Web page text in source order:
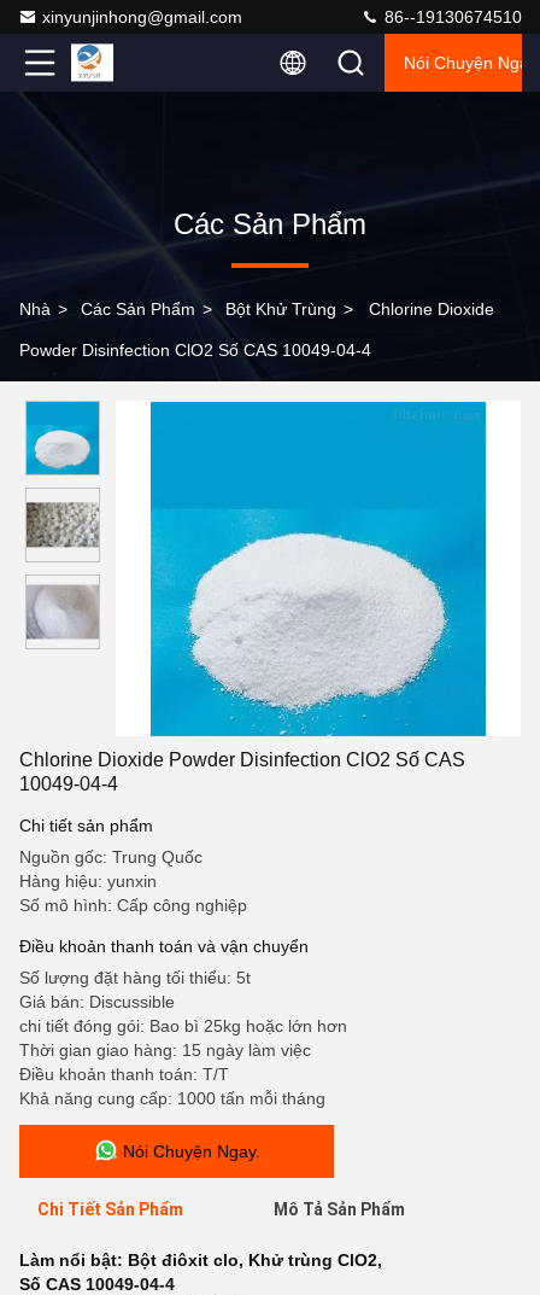
xinyunjinhong@gmail.com 86--19130674510
Nói Chuyện Ngay.
Các Sản Phẩm
Nhà > Các Sản Phẩm > Bột Khử Trùng > Chlorine Dioxide
Powder Disinfection ClO2 Số CAS 10049-04-4
Chlorine Dioxide Powder Disinfection ClO2 Số CAS
10049-04-4
Chi tiết sản phẩm
Nguồn gốc: Trung Quốc
Hàng hiệu: yunxin
Số mô hình: Cấp công nghiệp
Điều khoản thanh toán và vận chuyển
Số lượng đặt hàng tối thiểu: 5t
Giá bán: Discussible
chi tiết đóng gói: Bao bì 25kg hoặc lớn hơn
Thời gian giao hàng: 15 ngày làm việc
Điều khoản thanh toán: T/T
Khả năng cung cấp: 1000 tấn mỗi tháng
Nói Chuyện Ngay.
Chi Tiết Sản Phẩm Mô Tả Sản Phẩm
Làm nổi bật: Bột điôxit clo, Khử trùng ClO2,
Số CAS 10049-04-4